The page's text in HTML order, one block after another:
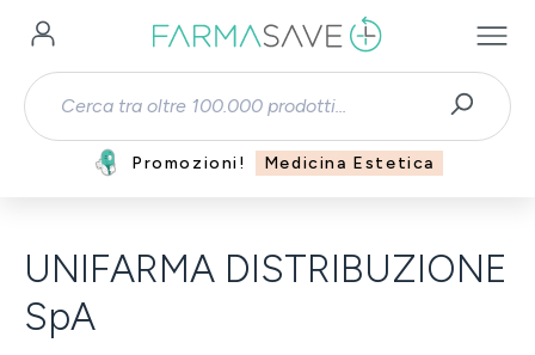
Passa al contenuto principale
Promozioni! Medicina Estetica
UNIFARMA DISTRIBUZIONE
SpA